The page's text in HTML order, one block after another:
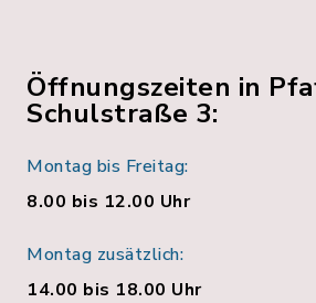
Öffnungszeiten in
Schulstraße 3:
Montag bis Freitag:
8.00 bis 12.00 Uhr
Montag zusätzlich:
14.00 bis 18.00 Uhr